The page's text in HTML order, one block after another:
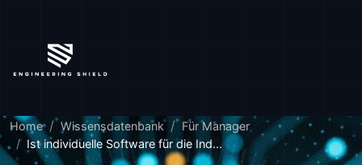
Home Wissensdatenbank
Für Manager
Ist individuelle Software für die Ind...